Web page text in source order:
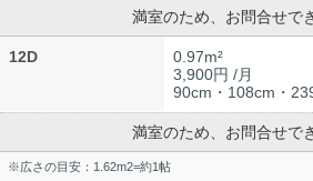
満室のため、お問合せで
12D
0.97m²
3,900円 /月
90cm・108cm・
満室のため、お問合せで
※広さの目安：1.62m2=約1帖